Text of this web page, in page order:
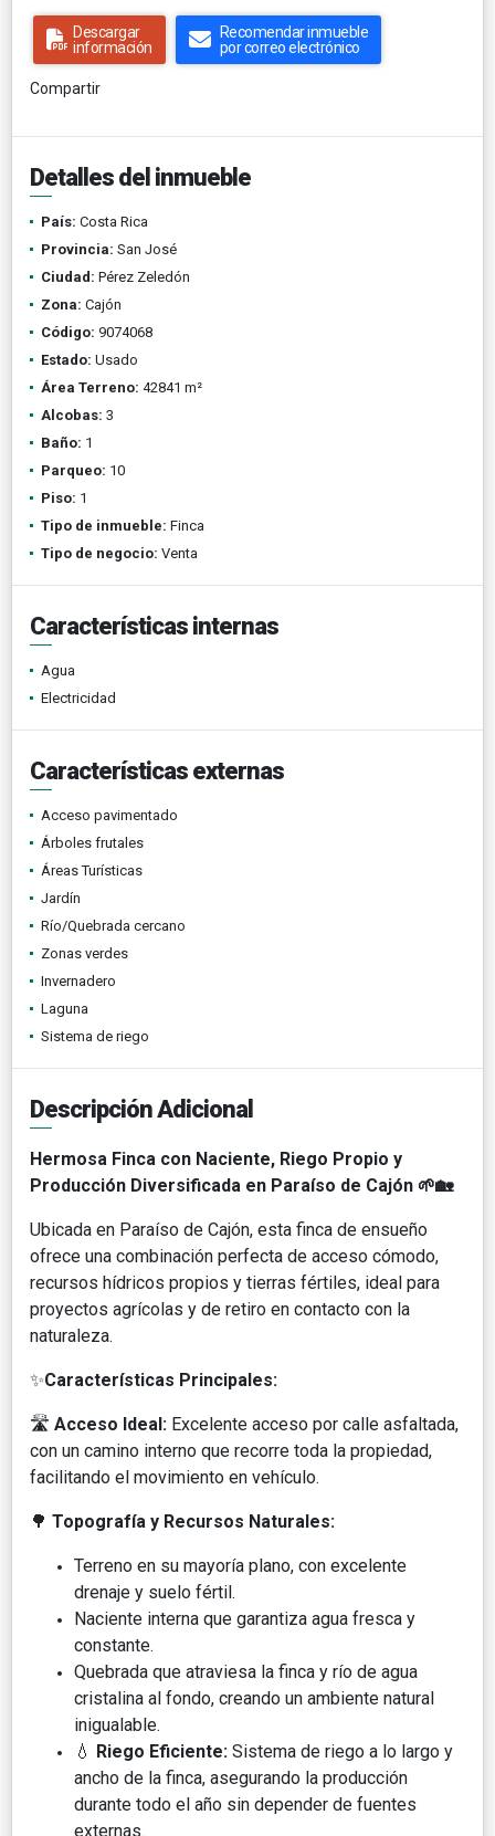
Descargar
información
Recomendar inmueble
por correo electrónico
Compartir
Detalles del inmueble
País: Costa Rica
Provincia: San José
Ciudad: Pérez Zeledón
Zona: Cajón
Código: 9074068
Estado: Usado
Área Terreno: 42841 m²
Alcobas: 3
Baño: 1
Parqueo: 10
Piso: 1
Tipo de inmueble: Finca
Tipo de negocio: Venta
Características internas
Agua
Electricidad
Características externas
Acceso pavimentado
Árboles frutales
Áreas Turísticas
Jardín
Río/Quebrada cercano
Zonas verdes
Invernadero
Laguna
Sistema de riego
Descripción Adicional
Hermosa Finca con Naciente, Riego Propio y
Producción Diversificada en Paraíso de Cajón 🌱🏡
Ubicada en Paraíso de Cajón, esta finca de ensueño
ofrece una combinación perfecta de acceso cómodo,
recursos hídricos propios y tierras fértiles, ideal para
proyectos agrícolas y de retiro en contacto con la
naturaleza.
✨Características Principales:
🛣️ Acceso Ideal: Excelente acceso por calle asfaltada,
con un camino interno que recorre toda la propiedad,
facilitando el movimiento en vehículo.
🌳 Topografía y Recursos Naturales:
Terreno en su mayoría plano, con excelente
drenaje y suelo fértil.
Naciente interna que garantiza agua fresca y
constante.
Quebrada que atraviesa la finca y río de agua
cristalina al fondo, creando un ambiente natural
inigualable.
💧 Riego Eficiente: Sistema de riego a lo largo y
ancho de la finca, asegurando la producción
durante todo el año sin depender de fuentes
externas.